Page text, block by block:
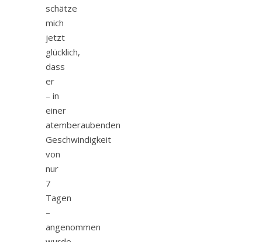
schätze
mich
jetzt
glücklich,
dass
er
– in
einer
atemberaubenden
Geschwindigkeit
von
nur
7
Tagen
–
angenommen